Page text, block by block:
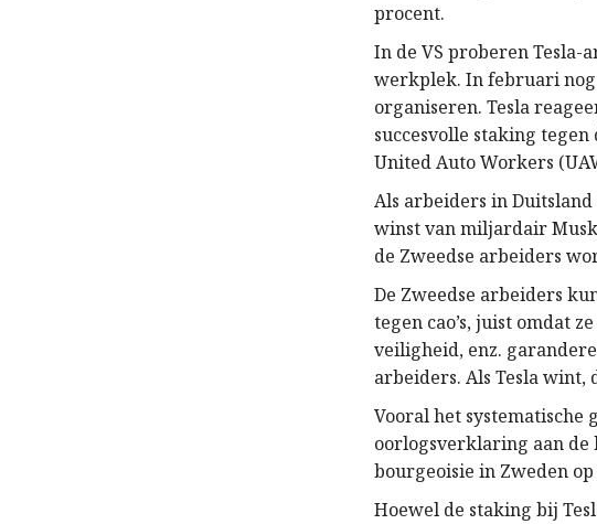
procent.
In de VS proberen
werkplek. In februari
organiseren. Tesla
succesvolle staking
United Auto Workers
Als arbeiders in
winst van miljardair
de Zweedse arbeiders
De Zweedse arbeiders
tegen cao’s, juist omdat
veiligheid, enz.
arbeiders. Als Tesla
Vooral het systematische
oorlogsverklaring aan de
bourgeoisie in Zweden
Hoewel de staking bij